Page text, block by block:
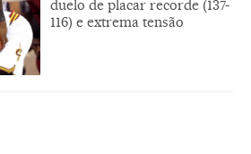
duelo de placar recorde (137-
116) e extrema tensão